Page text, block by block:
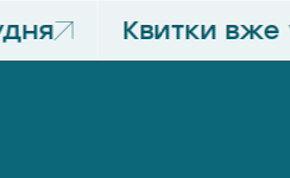
Квитки вже